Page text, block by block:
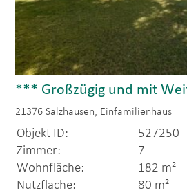
*** Großzügig und mit
21376 Salzhausen, Einfamilienhaus
Objekt ID:
527250
Zimmer:
7
Wohnfläche:
182 m²
Nutzfläche:
80 m²